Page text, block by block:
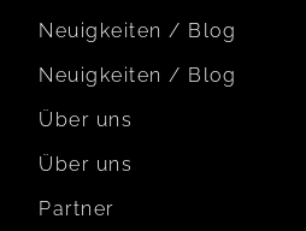
Neuigkeiten / Blog
Neuigkeiten / Blog
Über uns
Über uns
Partner